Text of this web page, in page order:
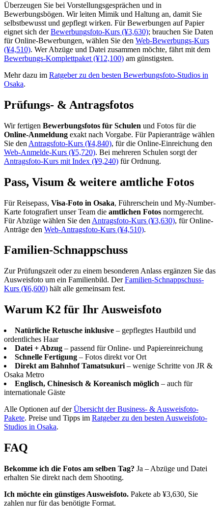
Überzeugen Sie bei Vorstellungsgesprächen und in
Bewerbungsbögen. Wir leiten Mimik und Haltung an, damit Sie
selbstbewusst und gepflegt wirken. Für Bewerbungen auf Papier
eignet sich derBewerbungsfoto-Kurs (¥3,630); brauchen Sie Daten
für Online-Bewerbungen, wählen Sie den Web-Bewerbungs-Kurs
(¥4,510). Wer Abzüge und Datei zusammen möchte, fährt mit dem
Bewerbungs-Komplettpaket (¥12,100) am günstigsten.
Mehr dazu im Ratgeber zu den besten Bewerbungsfoto-Studios in
Osaka.
Prüfungs- & Antragsfotos
Wir fertigen Bewerbungsfotos für Schulen und Fotos für die
Online-Anmeldung exakt nach Vorgabe. Für Papieranträge wählen
Sie den Antragsfoto-Kurs (¥4,840), für die Online-Einreichung den
Web-Anmelde-Kurs (¥5,720). Bei mehreren Schulen sorgt der
Antragsfoto-Kurs mit Index (¥9,240) für Ordnung.
Pass, Visum & weitere amtliche Fotos
Für Reisepass, Visa-Foto in Osaka, Führerschein und My-Number-
Karte fotografiert unser Team die amtlichen Fotos normgerecht.
Für Abzüge wählen Sie den Antragsfoto-Kurs (¥3,630), für Online-
Anträge den Web-Antragsfoto-Kurs (¥4,510).
Familien-Schnappschuss
Zur Prüfungszeit oder zu einem besonderen Anlass ergänzen Sie das
Ausweisfoto um ein Familienbild. DerFamilien-Schnappschuss-
Kurs (¥6,600) hält alle gemeinsam fest.
Warum K2 für Ihr Ausweisfoto
Natürliche Retusche inklusive – gepflegtes Hautbild und
ordentliches Haar
Datei + Abzug – passend für Online- und Papiereinreichung
Schnelle Fertigung – Fotos direkt vor Ort
Direkt am Bahnhof Tamatsukuri – wenige Schritte von JR &
Osaka Metro
Englisch, Chinesisch & Koreanisch möglich – auch für
internationale Gäste
Alle Optionen auf derÜbersicht der Business- & Ausweisfoto-
Pakete. Preise und Tipps im Ratgeber zu den besten Ausweisfoto-
Studios in Osaka.
FAQ
Bekomme ich die Fotos am selben Tag? Ja – Abzüge und Datei
erhalten Sie direkt nach dem Shooting.
Ich möchte ein günstiges Ausweisfoto. Pakete ab ¥3,630, Sie
zahlen nur für das benötigte Format.